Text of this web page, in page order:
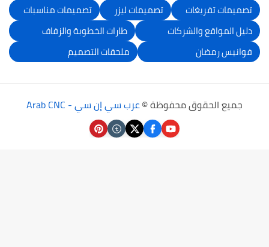
تصميمات تفريغات
تصميمات ليزر
تصميمات مناسبات
دليل المواقع والشركات
طارات الخطوبة والزفاف
فوانيس رمضان
ملحقات التصميم
جميع الحقوق محفوظة ©عرب سي إن سي - Arab CNC